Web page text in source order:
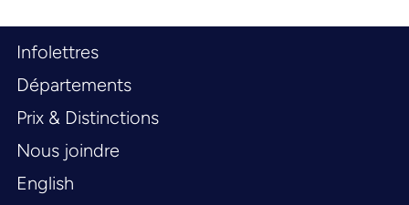
Infolettres
Départements
Prix & Distinctions
Nous joindre
English